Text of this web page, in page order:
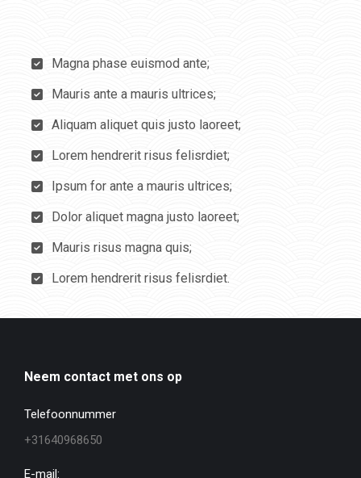
Magna phase euismod ante;
Mauris ante a mauris ultrices;
Aliquam aliquet quis justo laoreet;
Lorem hendrerit risus felisrdiet;
Ipsum for ante a mauris ultrices;
Dolor aliquet magna justo laoreet;
Mauris risus magna quis;
Lorem hendrerit risus felisrdiet.
Neem contact met ons op
Telefoonnummer
+31640968650
E-mail: